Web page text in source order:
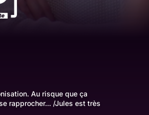
Au risque que ça
rapprocher... /Jules est très